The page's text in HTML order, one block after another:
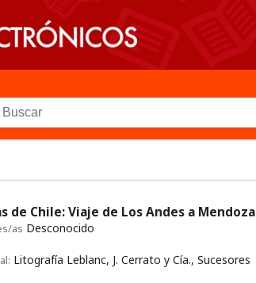
de Chile: Viaje de Los Andes a Mendoza
as Desconocido
Litografía Leblanc, J. Cerrato y Cía., Sucesores